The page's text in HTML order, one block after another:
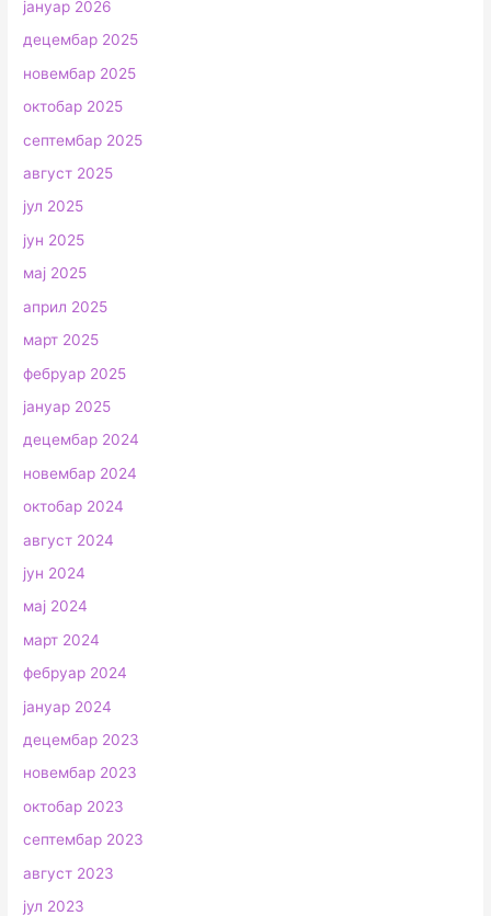
јануар 2026
децембар 2025
новембар 2025
октобар 2025
септембар 2025
август 2025
јул 2025
јун 2025
мај 2025
април 2025
март 2025
фебруар 2025
јануар 2025
децембар 2024
новембар 2024
октобар 2024
август 2024
јун 2024
мај 2024
март 2024
фебруар 2024
јануар 2024
децембар 2023
новембар 2023
октобар 2023
септембар 2023
август 2023
јул 2023